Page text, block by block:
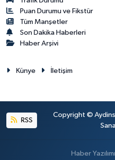
Puan Durumu ve Fikstür
Tüm Manşetler
Son Dakika Haberleri
Haber Arşivi
Künye İletişim
RSS
Copyright ©
Haber